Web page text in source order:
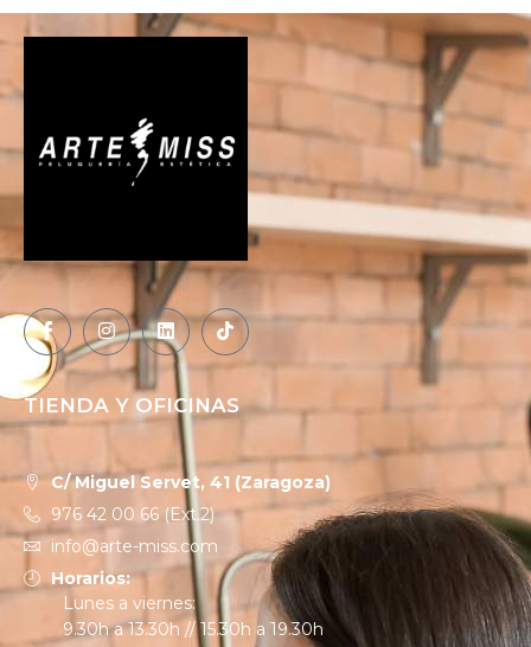
TIENDA Y OFICINAS
C/ Miguel Servet, 41 (Zaragoza)
976 42 00 66 (Ext.2)
info@arte-miss.com
Horarios:
Lunes a viernes:
9.30h a 13.30h // 15.30h a 19.30h